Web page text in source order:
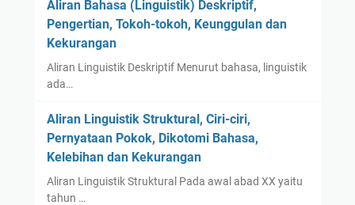
Aliran Bahasa (Linguistik) Deskriptif,
Pengertian, Tokoh-tokoh, Keunggulan dan
Kekurangan
Aliran Linguistik Deskriptif Menurut bahasa, linguistik
ada…
Aliran Linguistik Struktural, Ciri-ciri,
Pernyataan Pokok, Dikotomi Bahasa,
Kelebihan dan Kekurangan
Aliran Linguistik Struktural Pada awal abad XX yaitu
tahun …